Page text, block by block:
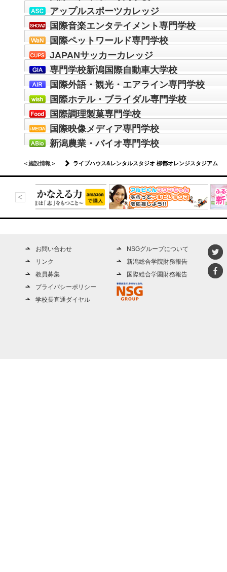
アップルスポーツカレッジ
国際音楽エンタテイメント専門学校
国際ペットワールド専門学校
JAPANサッカーカレッジ
専門学校新潟国際自動車大学校
国際外語・観光・エアライン専門学校
国際ホテル・ブライダル専門学校
国際調理製菓専門学校
国際映像メディア専門学校
新潟農業・バイオ専門学校
＜施設情報＞ ライブハウス&レンタルスタジオ 柳都オレンジスタジアム
お問い合わせ
リンク
教員募集
プライバシーポリシー
学校長直通ダイヤル
NSGグループについて
新潟総合学院財務報告
国際総合学園財務報告